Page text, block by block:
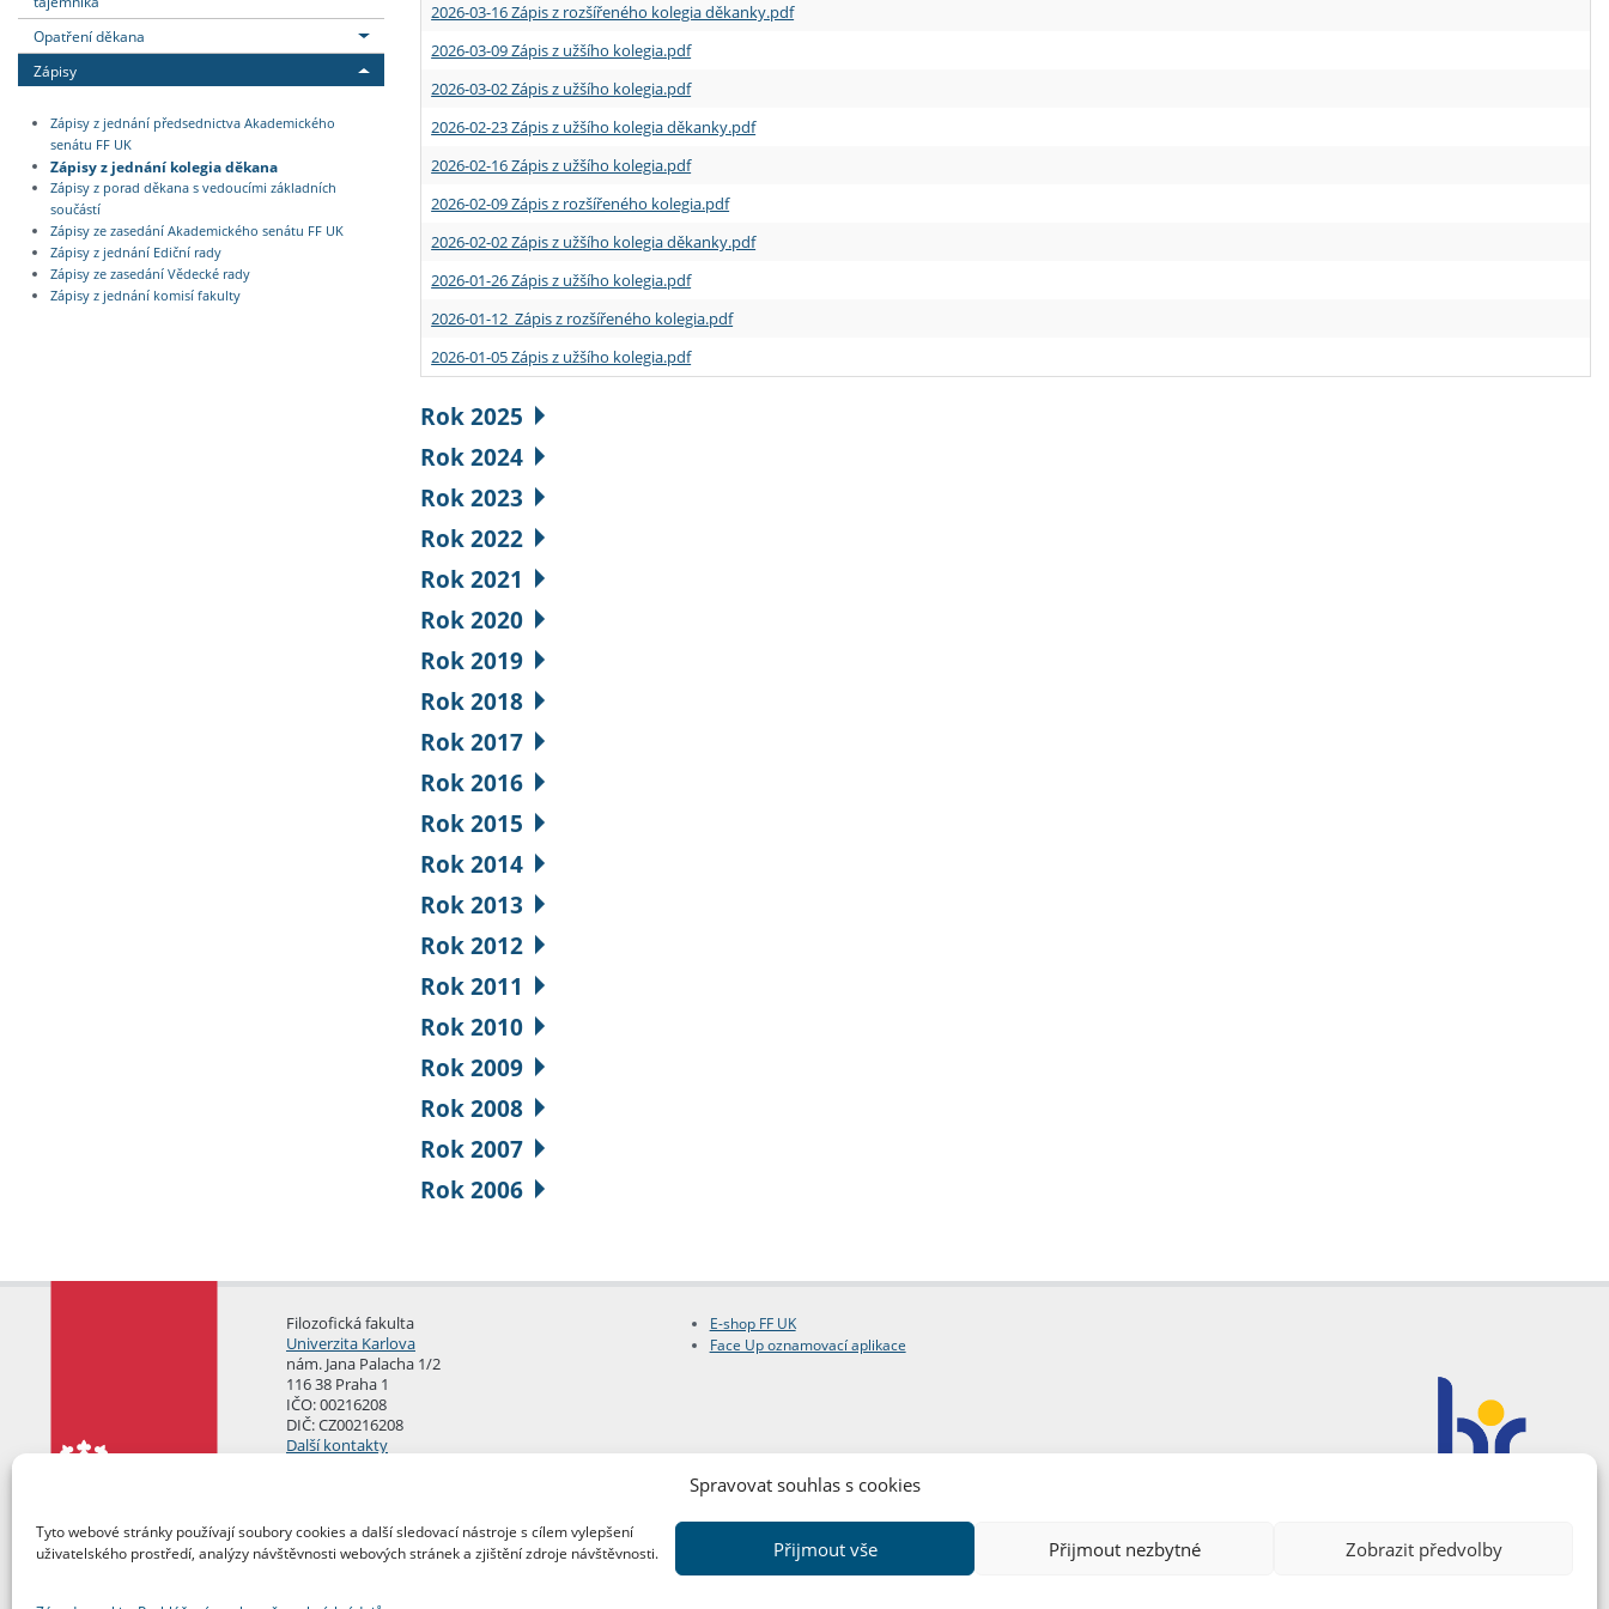
Spravovat souhlas s cookies
Tyto webové stránky používají soubory cookies a další sledovací nástroje s cílem vylepšení
uživatelského prostředí, analýzy návštěvnosti webových stránek a zjištění zdroje návštěvnosti.
Přijmout vše Přijmout nezbytné Zobrazit předvolby
Opatření děkana
Zápisy
Zápisy z jednání předsednictva Akademického
senátu FF UK
Zápisy z jednání kolegia děkana
Zápisy z porad děkana s vedoucími základních
součástí
Zápisy ze zasedání Akademického senátu FF UK
Zápisy z jednání Ediční rady
Zápisy ze zasedání Vědecké rady
Zápisy z jednání komisí fakulty
2026-03-16 Zápis z rozšířeného kolegia děkanky.pdf
2026-03-09 Zápis z užšího kolegia.pdf
2026-03-02 Zápis z užšího kolegia.pdf
2026-02-23 Zápis z užšího kolegia děkanky.pdf
2026-02-16 Zápis z užšího kolegia.pdf
2026-02-09 Zápis z rozšířeného kolegia.pdf
2026-02-02 Zápis z užšího kolegia děkanky.pdf
2026-01-26 Zápis z užšího kolegia.pdf
2026-01-12 Zápis z rozšířeného kolegia.pdf
2026-01-05 Zápis z užšího kolegia.pdf
Rok 2025
Rok 2024
Rok 2023
Rok 2022
Rok 2021
Rok 2020
Rok 2019
Rok 2018
Rok 2017
Rok 2016
Rok 2015
Rok 2014
Rok 2013
Rok 2012
Rok 2011
Rok 2010
Rok 2009
Rok 2008
Rok 2007
Rok 2006
Filozofická fakulta
Univerzita Karlova
nám. Jana Palacha 1/2
116 38 Praha 1
IČO: 00216208
DIČ: CZ00216208
Další kontakty
E-shop FF UK
Face Up oznamovací aplikace